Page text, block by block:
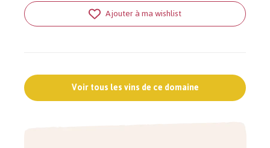
Ajouter à ma wishlist
Voir tous les vins de ce domaine